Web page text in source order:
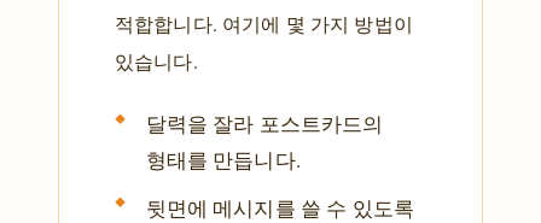
적합합니다. 여기에 몇 가지 방법이
있습니다.
달력을 잘라 포스트카드의
형태를 만듭니다.
뒷면에 메시지를 쓸 수 있도록